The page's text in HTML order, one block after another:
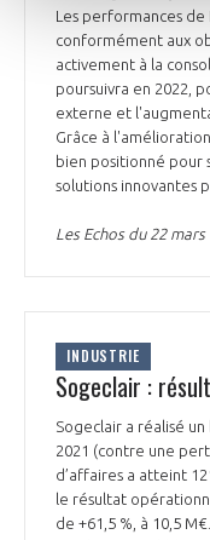
Les performances
conformément aux
activement à la
poursuivra en 2022,
externe et
Grâce à
bien positionné pour
solutions innovantes
Les Echos du 22 mars
INDUSTRIE
Sogeclair :
Sogeclair a réalisé
2021 (contre une
d’affaires a atteint
le résultat
de +61,5 %, à 10,5